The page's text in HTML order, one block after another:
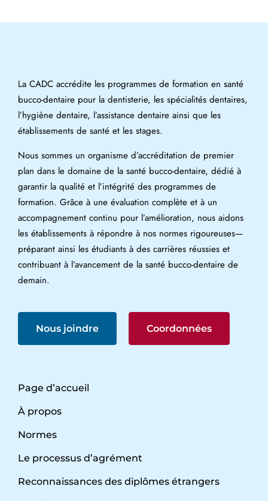
La CADC accrédite les programmes de formation en santé
bucco-dentaire pour la dentisterie, les spécialités dentaires,
l’hygiène dentaire, l’assistance dentaire ainsi que les
établissements de santé et les stages.
Nous sommes un organisme d’accréditation de premier
plan dans le domaine de la santé bucco-dentaire, dédié à
garantir la qualité et l’intégrité des programmes de
formation. Grâce à une évaluation complète et à un
accompagnement continu pour l’amélioration, nous aidons
les établissements à répondre à nos normes rigoureuses—
préparant ainsi les étudiants à des carrières réussies et
contribuant à l’avancement de la santé bucco-dentaire de
demain.
Nous joindre Coordonnées
Page d’accueil
À propos
Normes
Le processus d’agrément
Reconnaissances des diplômes étrangers